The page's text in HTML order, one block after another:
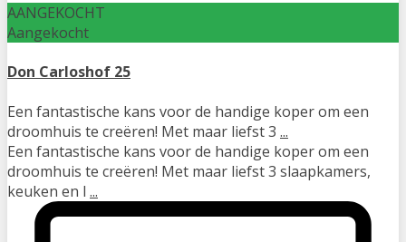
AANGEKOCHT
Aangekocht
Don Carloshof 25
Een fantastische kans voor de handige koper om een
droomhuis te creëren! Met maar liefst 3 ...
Een fantastische kans voor de handige koper om een
droomhuis te creëren! Met maar liefst 3 slaapkamers,
keuken en l ...